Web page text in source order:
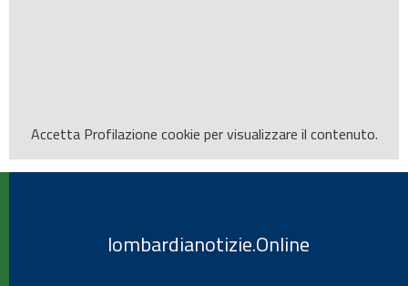
Accetta Profilazione cookie per visualizzare il contenuto.
lombardianotizie.Online